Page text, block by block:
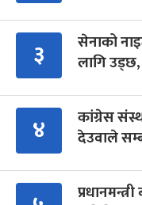
३
सेनाको
लागि
४
कांग्रेस
देउवाले